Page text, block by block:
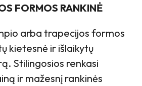
FORMOS RANKINĖ
arba trapecijos formos
kietesnė ir išlaikytų
Stilingosios renkasi
ir mažesnį rankinės